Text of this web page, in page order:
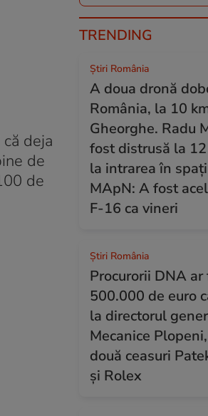
deja
de
de
TRENDING
Știri România
A doua dronă
România, la 10
Gheorghe. Radu
fost distrusă la
la intrarea în
MApN: A fost
F-16 ca vineri
Știri România
Procurorii DNA
500.000 de euro
la directorul
Mecanice
două ceasuri
și Rolex